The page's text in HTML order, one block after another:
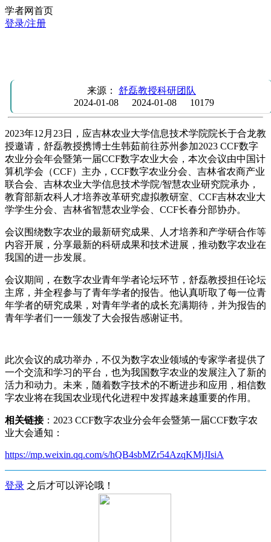
学者网首页
登录/注册
来源： 舒磊教授科研团队
2024-01-08
2024-01-08 10179
2023年12月23日，应吉林农业大学信息技术学院院长于合龙教
授邀请，舒磊教授携博士生韩茹前往苏州参加2023 CCF数字
农业分会年会暨第一届CCF数字农业大会，本次会议由中国计
算机学会（CCF）主办，CCF数字农业分会、吉林省农商产业
联合会、吉林农业大学信息技术学院/智慧农业研究院承办，
教育部新农科人才培养改革研究虚拟教研室、CCF吉林农业大
学学生分会、吉林省智慧农业学会、CCF长春分部协办。
会议围绕数字农业的最新研究成果、人才培养和产学研合作等
内容开展，分享最新的科研成果和技术进展，推动数字农业在
我国的进一步发展。
会议期间，在数字农业青年学者论坛环节，舒磊教授担任论坛
主席，并全程参与了青年学者的报告。他认真听取了每一位青
年学者的研究成果，对青年学者的成长充满期待，并为报告的
青年学者们一一颁发了大会报告感谢证书。
此次会议的成功举办，不仅为数字农业领域的专家学者提供了
一个交流和学习的平台，也为我国数字农业的发展注入了新的
活力和动力。未来，随着数字技术的不断进步和应用，相信数
字农业将在我国农业现代化进程中发挥越来越重要的作用。
相关链接：2023 CCF数字农业分会年会暨第一届CCF数字农
业大会通知：
https://mp.weixin.qq.com/s/hQB4sbMZr54AzqKMjJIsiA
登录 之后才可以评论哦！